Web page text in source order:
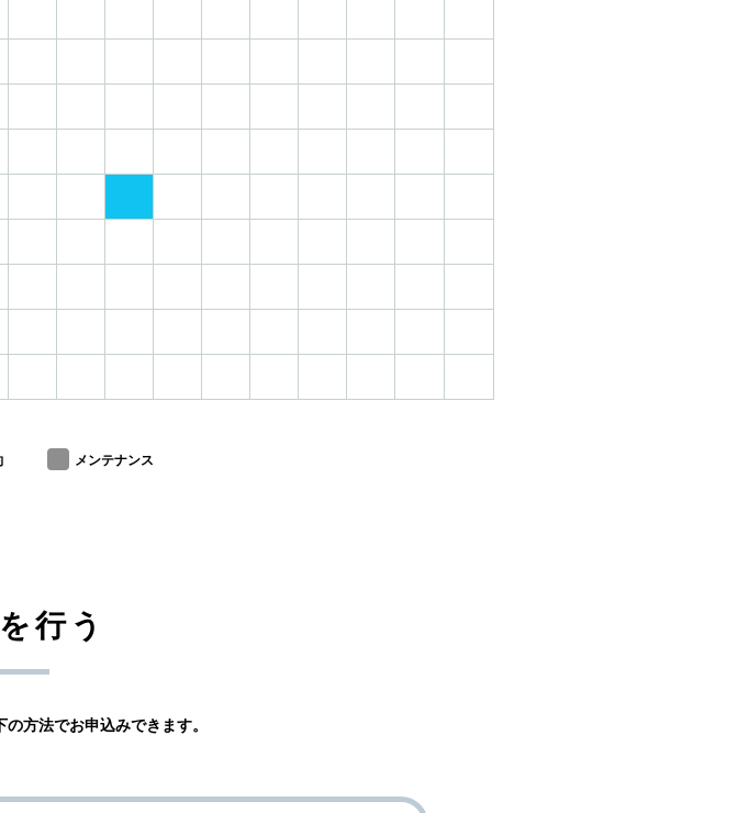
メンテナンス
行う
方法でお申込みできます。